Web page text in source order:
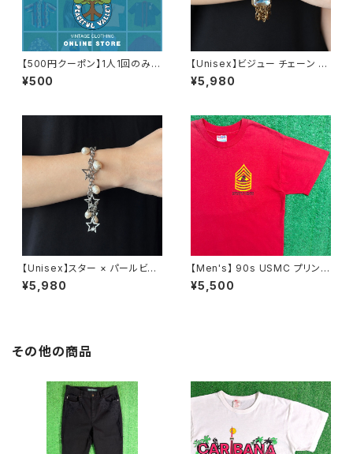
【500円クーポン】1人1回のみご
利用可能！
¥500
【Unisex】ビジュー チェーン ブ
レスレット / 古着 アクセサリー
N0737
¥5,980
【Unisex】スター × パールビー
ズ チャーム チェーン ブレスレッ
ト / 古着 アクセサリー N1109
¥5,980
【Men's】 90s USMC プリント
Tシャツ / アメリカ製 USA製 9
0年代 ティーシャツ T-Shirt 古
¥5,500
その他の商品